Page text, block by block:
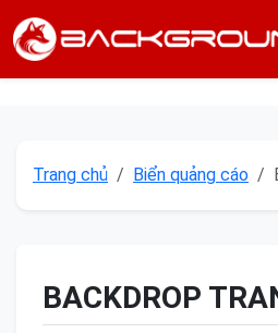
Trang chủ Biển quảng cáo
BACKDROP